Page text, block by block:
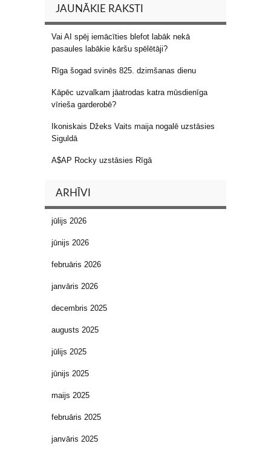
JAUNĀKIE RAKSTI
Vai AI spēj iemācīties blefot labāk nekā
pasaules labākie kāršu spēlētāji?
Rīga šogad svinēs 825. dzimšanas dienu
Kāpēc uzvalkam jāatrodas katra mūsdienīga
vīrieša garderobē?
Ikoniskais Džeks Vaits maija nogalē uzstāsies
Siguldā
A$AP Rocky uzstāsies Rīgā
ARHĪVI
jūlijs 2026
jūnijs 2026
februāris 2026
janvāris 2026
decembris 2025
augusts 2025
jūlijs 2025
jūnijs 2025
maijs 2025
februāris 2025
janvāris 2025